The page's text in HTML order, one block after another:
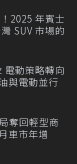
2025 年賓士
SUV 市場的
電動策略轉向
與電動並行
奪回輕型商
車市年增